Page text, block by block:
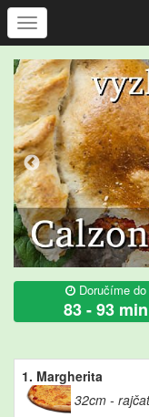
Ukázat/skrýt
navigaci
Doručíme do
83 - 93 min
1. Margherita
32cm